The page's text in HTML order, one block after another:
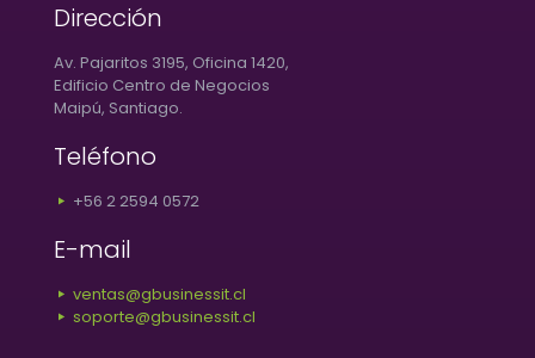
Dirección
Av. Pajaritos 3195, Oficina 1420,
Edificio Centro de Negocios
Maipú, Santiago.
Teléfono
+56 2 2594 0572
E-mail
ventas@gbusinessit.cl
soporte@gbusinessit.cl